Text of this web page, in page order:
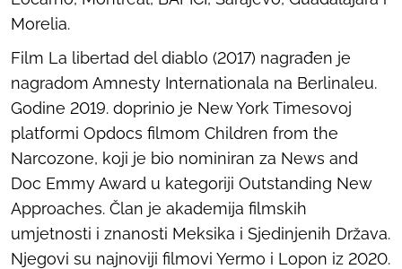
Morelia.
Film La libertad del diablo (2017) nagrađen je
nagradom Amnesty Internationala na Berlinaleu.
Godine 2019. doprinio je New York Timesovoj
platformi Opdocs filmom Children from the
Narcozone, koji je bio nominiran za News and
Doc Emmy Award u kategoriji Outstanding New
Approaches. Član je akademija filmskih
umjetnosti i znanosti Meksika i Sjedinjenih Država.
Njegovi su najnoviji filmovi Yermo i Lopon iz 2020.